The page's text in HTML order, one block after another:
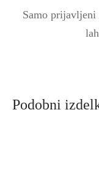
Samo
Podobni